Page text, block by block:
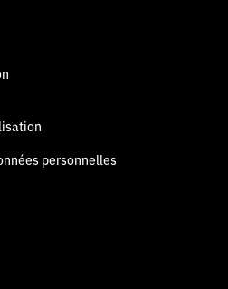
personnelles